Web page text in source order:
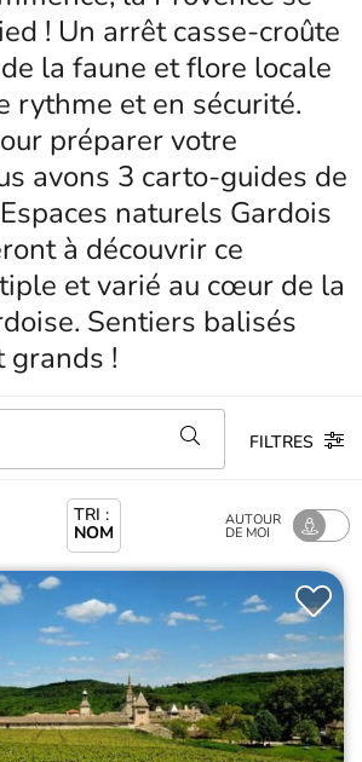
! Un arrêt casse-croûte
la faune et flore locale
rythme et en sécurité.
préparer votre
avons 3 carto-guides de
naturels Gardois
à découvrir ce
et varié au cœur de la
Sentiers balisés
grands !
FILTRES
TRI :
NOM
AUTOUR
DE MOI